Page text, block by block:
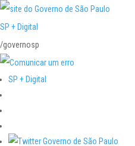
SP + Digital
/governosp
SP + Digital